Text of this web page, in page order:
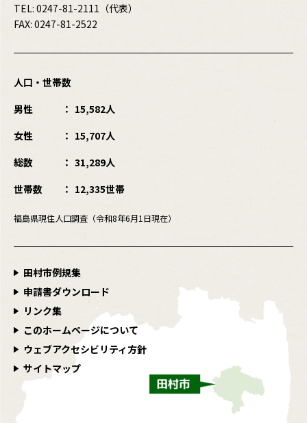
TEL: 0247-81-2111 （代表）
FAX: 0247-81-2522
人口・世帯数
男性
15,582人
女性
15,707人
総数
31,289人
世帯数
12,335世帯
福島県現住人口調査（令和8年6月1日現在）
田村市例規集
申請書ダウンロード
リンク集
このホームページについて
ウェブアクセシビリティ方針
サイトマップ